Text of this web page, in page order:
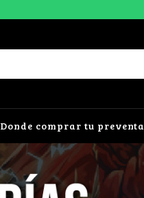
Donde comprar tu preventa